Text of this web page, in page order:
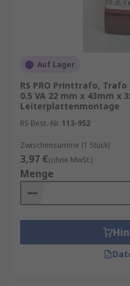
Auf Lager
RS PRO Printtrafo, Trafo
0.5 VA 22 mm x 43mm x
Leiterplattenmontage
RS Best.-Nr. 113-952
Zwischensumme (1 Stück)
3,97 €(ohne MwSt.)
Menge